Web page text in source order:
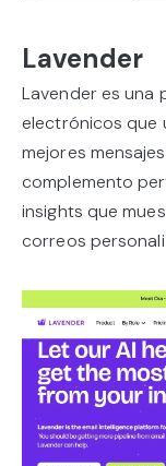
Lavender
Lavender es una
electrónicos que
mejores
complemento
insights que
correos